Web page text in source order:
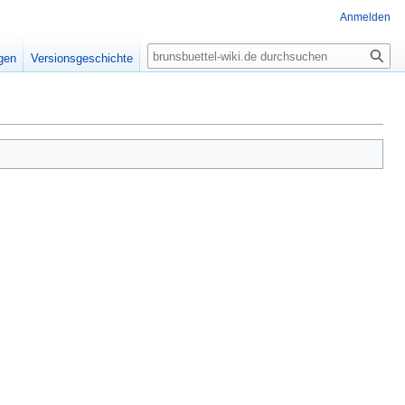
Anmelden
Versionsgeschichte
Suche